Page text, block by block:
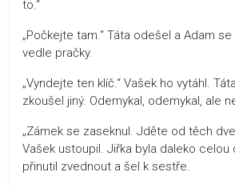
to.“
„Počkejte tam.“ Táta odešel a Adam
vedle pračky.
„Vyndejte ten klíč.“ Vašek ho vytáhl.
zkoušel jiný. Odemykal, odemykal, ale
„Zámek se zaseknul. Jděte od těch
Vašek ustoupil. Jiřka byla daleko celou
přinutil zvednout a šel k sestře.